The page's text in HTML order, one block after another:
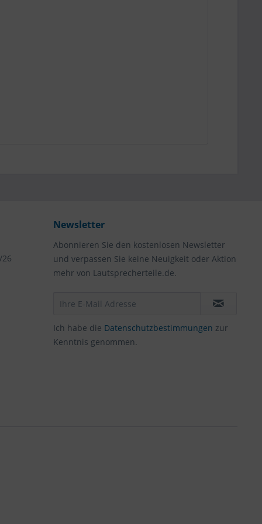
Newsletter
Abonnieren Sie den kostenlosen Newsletter
und verpassen Sie keine Neuigkeit oder Aktion
mehr von Lautsprecherteile.de.
Ich habe die Datenschutzbestimmungen zur
Kenntnis genommen.